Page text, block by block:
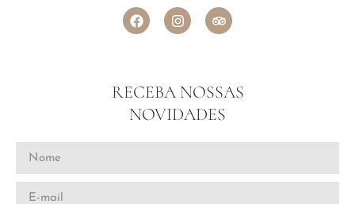
RECEBA NOSSAS
NOVIDADES